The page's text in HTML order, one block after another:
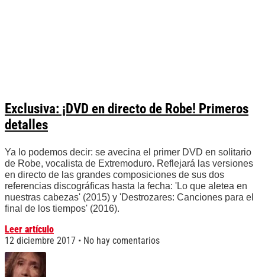
Exclusiva: ¡DVD en directo de Robe! Primeros
detalles
Ya lo podemos decir: se avecina el primer DVD en solitario
de Robe, vocalista de Extremoduro. Reflejará las versiones
en directo de las grandes composiciones de sus dos
referencias discográficas hasta la fecha: 'Lo que aletea en
nuestras cabezas' (2015) y 'Destrozares: Canciones para el
final de los tiempos' (2016).
Leer artículo
12 diciembre 2017
No hay comentarios